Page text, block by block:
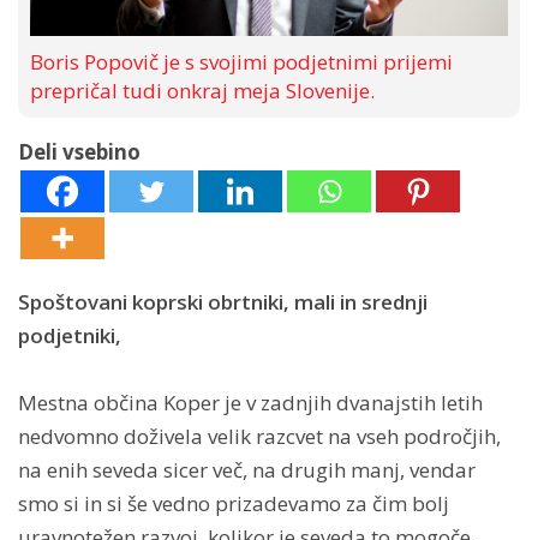
Boris Popovič je s svojimi podjetnimi prijemi
prepričal tudi onkraj meja Slovenije.
Deli vsebino
Spoštovani koprski obrtniki, mali in srednji
podjetniki,
Mestna občina Koper je v zadnjih dvanajstih letih
nedvomno doživela velik razcvet na vseh področjih,
na enih seveda sicer več, na drugih manj, vendar
smo si in si še vedno prizadevamo za čim bolj